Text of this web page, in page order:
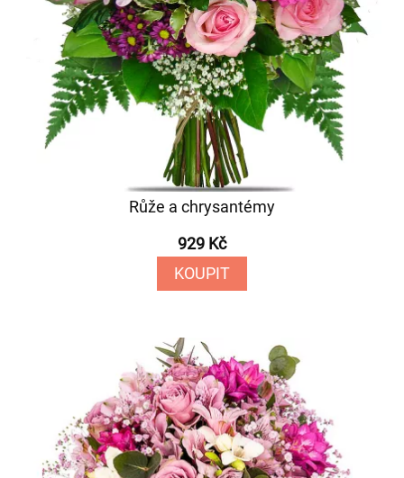
Růže a chrysantémy
929 Kč
KOUPIT